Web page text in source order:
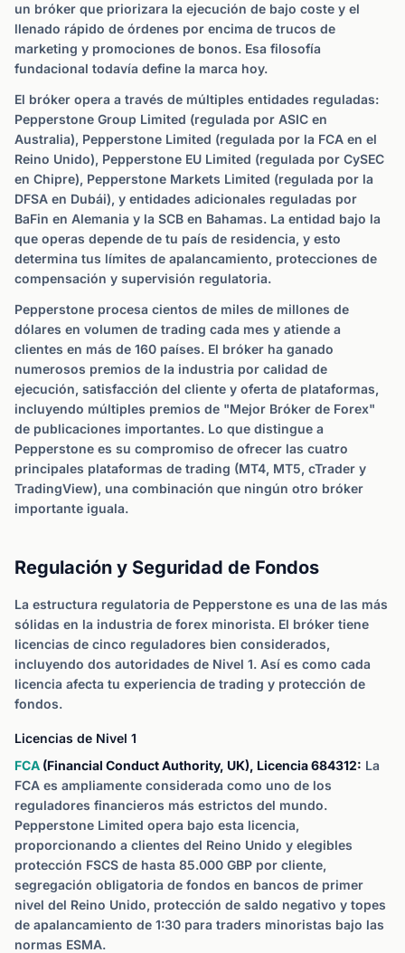
un bróker que priorizara la ejecución de bajo coste y el
llenado rápido de órdenes por encima de trucos de
marketing y promociones de bonos. Esa filosofía
fundacional todavía define la marca hoy.
El bróker opera a través de múltiples entidades reguladas:
Pepperstone Group Limited (regulada por ASIC en
Australia), Pepperstone Limited (regulada por la FCA en el
Reino Unido), Pepperstone EU Limited (regulada por CySEC
en Chipre), Pepperstone Markets Limited (regulada por la
DFSA en Dubái), y entidades adicionales reguladas por
BaFin en Alemania y la SCB en Bahamas. La entidad bajo la
que operas depende de tu país de residencia, y esto
determina tus límites de apalancamiento, protecciones de
compensación y supervisión regulatoria.
Pepperstone procesa cientos de miles de millones de
dólares en volumen de trading cada mes y atiende a
clientes en más de 160 países. El bróker ha ganado
numerosos premios de la industria por calidad de
ejecución, satisfacción del cliente y oferta de plataformas,
incluyendo múltiples premios de "Mejor Bróker de Forex"
de publicaciones importantes. Lo que distingue a
Pepperstone es su compromiso de ofrecer las cuatro
principales plataformas de trading (MT4, MT5, cTrader y
TradingView), una combinación que ningún otro bróker
importante iguala.
Regulación y Seguridad de Fondos
La estructura regulatoria de Pepperstone es una de las más
sólidas en la industria de forex minorista. El bróker tiene
licencias de cinco reguladores bien considerados,
incluyendo dos autoridades de Nivel 1. Así es como cada
licencia afecta tu experiencia de trading y protección de
fondos.
Licencias de Nivel 1
FCA (Financial Conduct Authority, UK), Licencia 684312: La
FCA es ampliamente considerada como uno de los
reguladores financieros más estrictos del mundo.
Pepperstone Limited opera bajo esta licencia,
proporcionando a clientes del Reino Unido y elegibles
protección FSCS de hasta 85.000 GBP por cliente,
segregación obligatoria de fondos en bancos de primer
nivel del Reino Unido, protección de saldo negativo y topes
de apalancamiento de 1:30 para traders minoristas bajo las
normas ESMA.